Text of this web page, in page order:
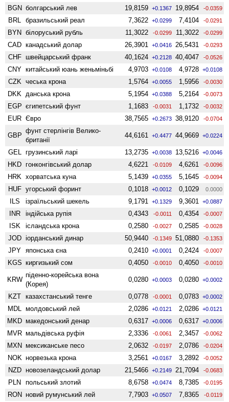
BGN болгарський лев 19,8159 +0.1367 19,8954 -0.0359
BRL бразильський реал 7,3622 +0.0299 7,4104 -0.0291
BYN білоруський рубль 11,3022 -0.0299 11,3022 -0.0299
CAD канадський долар 26,3901 +0.0416 26,5431 -0.0293
CHF швейцарський франк 40,1624 +0.2128 40,4047 -0.0526
CNY китайський юань женьмiньбi 4,9703 +0.0108 4,9728 +0.0108
CZK чеська крона 1,5764 +0.0055 1,5956 -0.0030
DKK данська крона 5,1954 +0.0388 5,2164 -0.0073
EGP єгипетський фунт 1,1683 -0.0031 1,1732 -0.0032
EUR Євро 38,7565 +0.2673 38,9120 -0.0704
GBP
фунт стерлінгів Велико­
британії
44,6161 +0.4477 44,9669 +0.0224
GEL грузинський ларі 13,2735 +0.0038 13,5216 +0.0046
HKD гонконгівський долар 4,6221 -0.0109 4,6261 -0.0096
HRK хорватська куна 5,1439 +0.0355 5,1645 -0.0094
HUF угорський форинт 0,1018 +0.0012 0,1029 0.0000
ILS ізраїльський шекель 9,1791 +0.1329 9,3601 +0.0887
INR індійська рупія 0,4343 -0.0011 0,4354 -0.0007
ISK ісландська крона 0,2580 -0.0027 0,2585 -0.0028
JOD іорданський динар 50,9440 -0.1349 51,0880 -0.1353
JPY японська єна 0,2410 +0.0001 0,2424 -0.0007
KGS киргизький сом 0,4050 -0.0010 0,4050 -0.0010
KRW
піденно-корейська вона
(Корея)
0,0280 +0.0003 0,0280 +0.0002
KZT казахстанський тенге 0,0778 -0.0001 0,0783 +0.0002
MDL молдовський лей 2,0286 +0.0121 2,0286 +0.0121
MKD македонський денар 0,6317 +0.0006 0,6317 +0.0006
MVR мальдівська руфія 2,3336 -0.0061 2,3457 -0.0062
MXN мексиканське песо 2,0632 -0.0197 2,0786 -0.0204
NOK норвезька крона 3,2561 +0.0167 3,2892 -0.0052
NZD ново­зеландський долар 21,5466 +0.2149 21,7094 -0.0683
PLN польський злотий 8,6758 +0.0474 8,7385 -0.0195
RON новий румунський лей 7,7903 +0.0507 7,8365 -0.0119